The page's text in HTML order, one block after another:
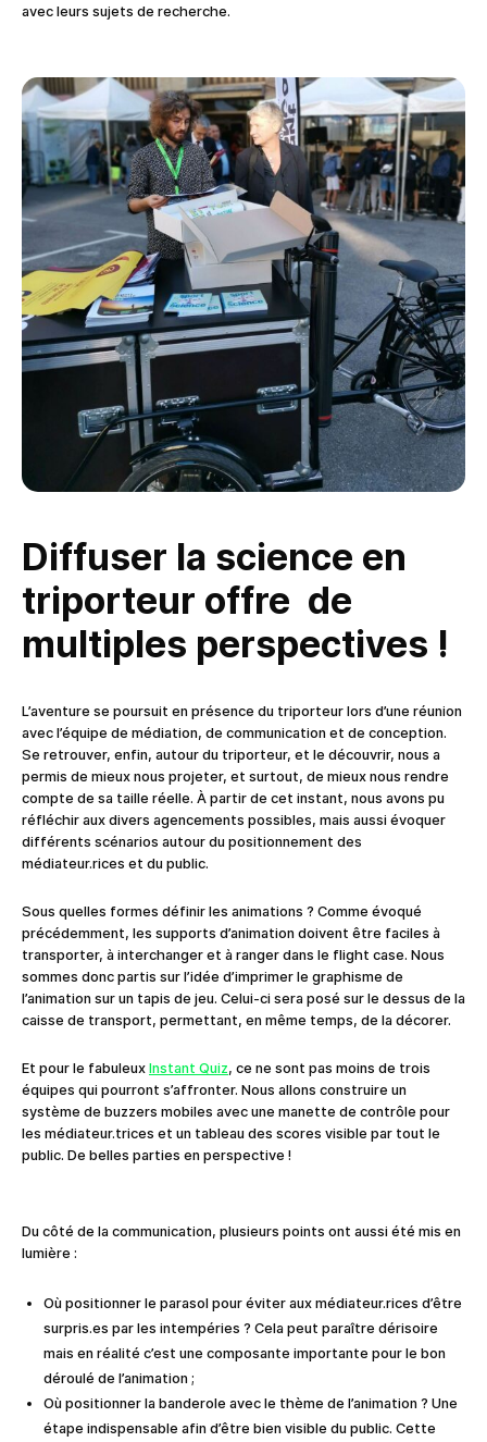
avec leurs sujets de recherche.
Diffuser la science en
triporteur offre de
multiples perspectives !
L’aventure se poursuit en présence du triporteur lors d’une réunion
avec l’équipe de médiation, de communication et de conception.
Se retrouver, enfin, autour du triporteur, et le découvrir, nous a
permis de mieux nous projeter, et surtout, de mieux nous rendre
compte de sa taille réelle. À partir de cet instant, nous avons pu
réfléchir aux divers agencements possibles, mais aussi évoquer
différents scénarios autour du positionnement des
médiateur.rices et du public.
Sous quelles formes définir les animations ? Comme évoqué
précédemment, les supports d’animation doivent être faciles à
transporter, à interchanger et à ranger dans le flight case. Nous
sommes donc partis sur l’idée d’imprimer le graphisme de
l’animation sur un tapis de jeu. Celui-ci sera posé sur le dessus de la
caisse de transport, permettant, en même temps, de la décorer.
Et pour le fabuleux Instant Quiz, ce ne sont pas moins de trois
équipes qui pourront s’affronter. Nous allons construire un
système de buzzers mobiles avec une manette de contrôle pour
les médiateur.trices et un tableau des scores visible par tout le
public. De belles parties en perspective !
Du côté de la communication, plusieurs points ont aussi été mis en
lumière :
Où positionner le parasol pour éviter aux médiateur.rices d’être
surpris.es par les intempéries ? Cela peut paraître dérisoire
mais en réalité c’est une composante importante pour le bon
déroulé de l’animation ;
Où positionner la banderole avec le thème de l’animation ? Une
étape indispensable afin d’être bien visible du public. Cette